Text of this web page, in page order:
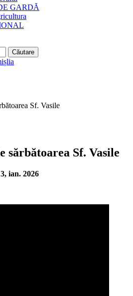
GARDĂ
Sf. Vasile
sărbătoarea Sf. Vasile
ian. 2026